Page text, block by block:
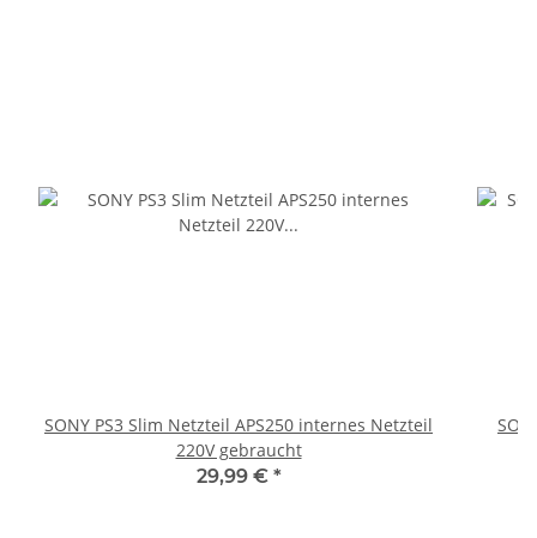
SONY PS3 Slim Netzteil APS250 internes Netzteil
220V gebraucht
29,99 € *